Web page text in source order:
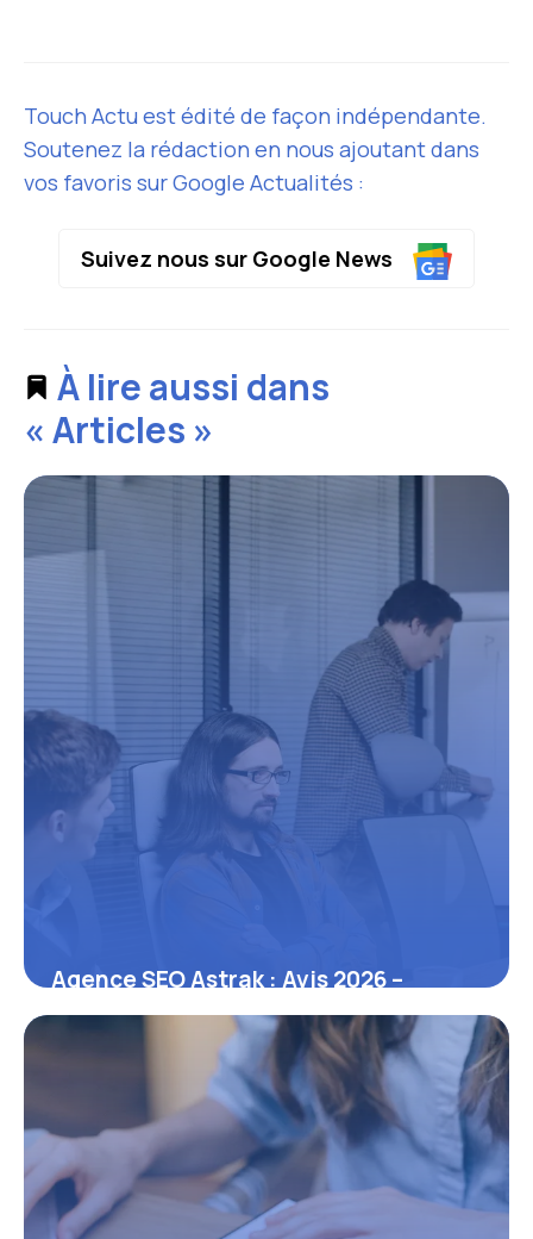
Touch Actu est édité de façon indépendante.
Soutenez la rédaction en nous ajoutant dans
vos favoris sur Google Actualités :
Suivez nous sur Google News
À lire aussi dans
« Articles »
Agence SEO Astrak : Avis 2026 –
Services Référencement